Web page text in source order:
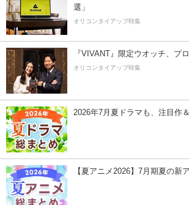
選」
オリコンタイアップ特集
『VIVANT』限定ウオッチ、プ
オリコンタイアップ特集
2026年7月夏ドラマも、注目作
【夏アニメ2026】7月期夏の新